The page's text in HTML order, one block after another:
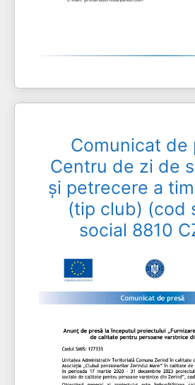
Comunicat de
Centru de zi de
și petrecere a
(tip club) (cod
social 8810